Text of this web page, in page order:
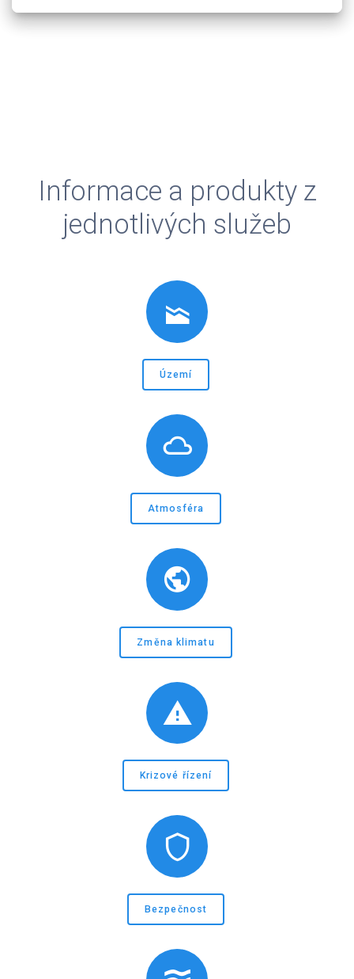
Informace a produkty z
jednotlivých služeb
Území
Atmosféra
Změna klimatu
Krizové řízení
Bezpečnost